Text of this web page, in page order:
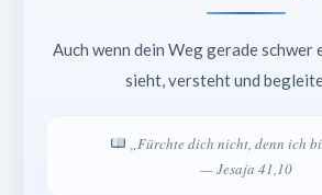
Auch wenn dein Weg gerade
sieht, versteht und
„Fürchte dich nicht, denn ich
— Jesaja 41,10